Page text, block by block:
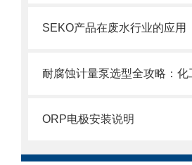
SEKO产品在废水行业的应用
ORP电极安装说明